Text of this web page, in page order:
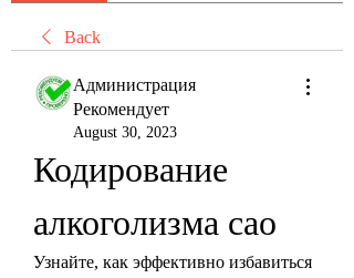
Back
Администрация
Рекомендует
August 30, 2023
Кодирование
алкоголизма сао
Узнайте, как эффективно избавиться